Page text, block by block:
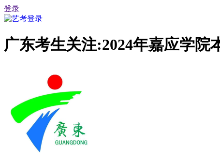
登录
广东考生关注:2024年嘉应学